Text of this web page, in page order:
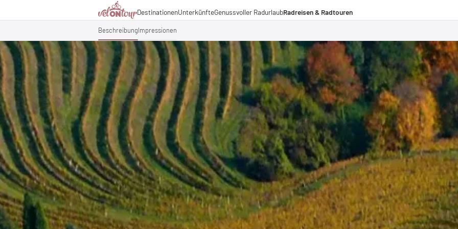
Destinationen
Italien
Deutschland
Schweiz
Liechtenstein
Slowenien
Unterkünfte
Italien
Deutschland
Schweiz
Slowenien
Urlaubspakete
Genussvoller Radurlaub
Urlaubsthemen
Magazin
Blog
Partner & Wirtschaftskooperationen
Radreisen & Radtouren
Radreisen
Fernradwege
BeschreibungImpressionen